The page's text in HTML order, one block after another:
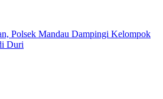
Polsek Mandau Dampingi Kelompok
Duri